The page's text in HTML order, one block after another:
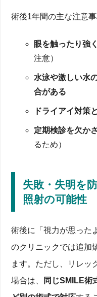
術後1年間の主な注意
眼を触ったり強
注意）
水泳や激しい水
合がある
ドライアイ対策
定期検診を欠か
るため）
失敗・失明を
照射の可能性
術後に「視力が思った
のクリニックでは追加
ます。ただし、リレッ
場合は、
同じSMILE術